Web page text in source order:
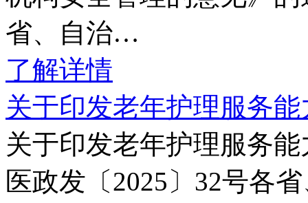
省、自治…
了解详情
关于印发老年护理服务
关于印发老年护理服务
医政发〔2025〕32号各